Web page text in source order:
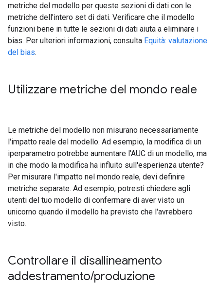
metriche del modello per queste sezioni di dati con le
metriche dell'intero set di dati. Verificare che il modello
funzioni bene in tutte le sezioni di dati aiuta a eliminare i
bias. Per ulteriori informazioni, consulta Equità: valutazione
del bias.
Utilizzare metriche del mondo reale
Le metriche del modello non misurano necessariamente
l'impatto reale del modello. Ad esempio, la modifica di un
iperparametro potrebbe aumentare l'AUC di un modello, ma
in che modo la modifica ha influito sull'esperienza utente?
Per misurare l'impatto nel mondo reale, devi definire
metriche separate. Ad esempio, potresti chiedere agli
utenti del tuo modello di confermare di aver visto un
unicorno quando il modello ha previsto che l'avrebbero
visto.
Controllare il disallineamento
addestramento/produzione